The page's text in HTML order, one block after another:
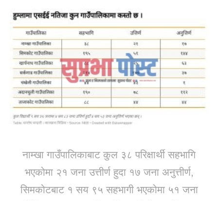
नाम्खा गाउँपालिकाबाट कुल ३८ परिक्षार्थी सहभागि
भएकोमा २१ जना उत्तीर्ण हुदा १७ जना अनुत्तीर्ण,
सिमकोटबाट १ सय ९५ सहभागी भएकोमा ५१ जना